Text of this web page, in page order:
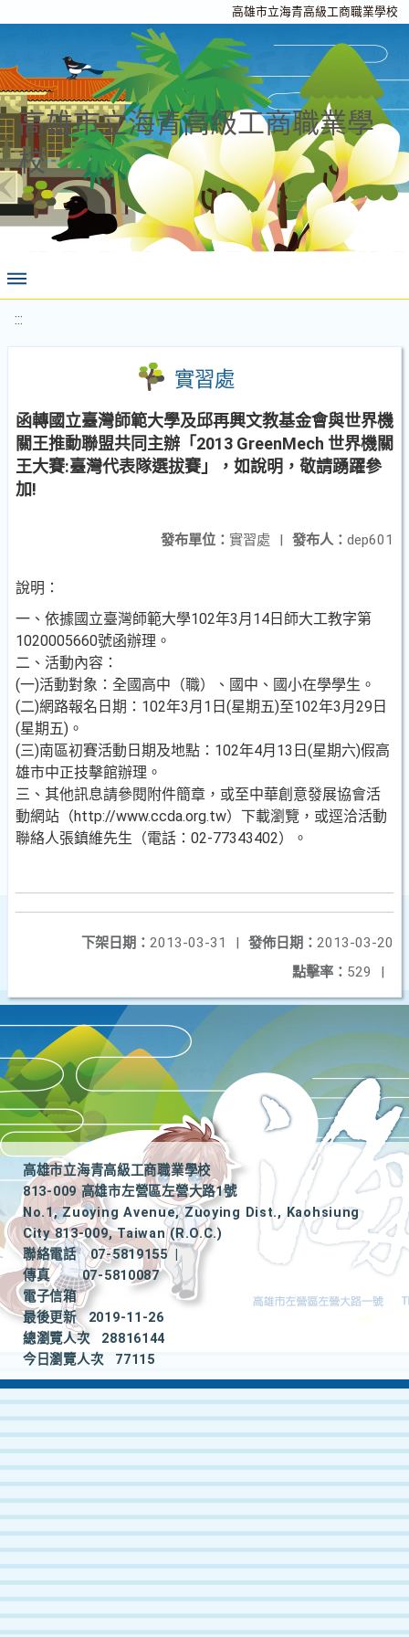
高雄市立海青高級工商職業學校
高雄市立海青高級工商職業學
校
:::
實習處
函轉國立臺灣師範大學及邱再興文教基金會與世界機
關王推動聯盟共同主辦「2013 GreenMech 世界機關
王大賽:臺灣代表隊選拔賽」，如說明，敬請踴躍參
加!
發布人： dep601
發布單位： 實習處 |
說明：
一、依據國立臺灣師範大學102年3月14日師大工教字第
1020005660號函辦理。
二、活動內容：
(一)活動對象：全國高中（職）、國中、國小在學學生。
(二)網路報名日期：102年3月1日(星期五)至102年3月29日
(星期五)。
(三)南區初賽活動日期及地點：102年4月13日(星期六)假高
雄市中正技擊館辦理。
三、其他訊息請參閱附件簡章，或至中華創意發展協會活
動網站（http://www.ccda.org.tw）下載瀏覽，或逕洽活動
聯絡人張鎮維先生（電話：02-77343402）。
發佈日期： 2013-03-20
下架日期： 2013-03-31
|
點擊率： 529 |
高雄市立海青高級工商職業學校
813-009 高雄市左營區左營大路1號
No.1, Zuoying Avenue, Zuoying Dist., Kaohsiung
City 813-009, Taiwan (R.O.C.)
聯絡電話
07-5819155
|
傳真
07-5810087
電子信箱
最後更新
2019-11-26
總瀏覽人次
28816144
今日瀏覽人次
77115